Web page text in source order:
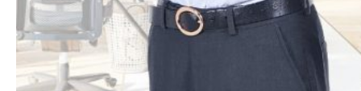
Công nghệ thêu
với máy thêu đời mới nhất
(Hãng máy thêu tajima) giúp hình thêu sắc nét,
ngay kể cả chi tiết nhỏ. Đa dạng màu sắc chỉ
thêu, chỉ thêu chống nhiễm màu, màu sắc tươi